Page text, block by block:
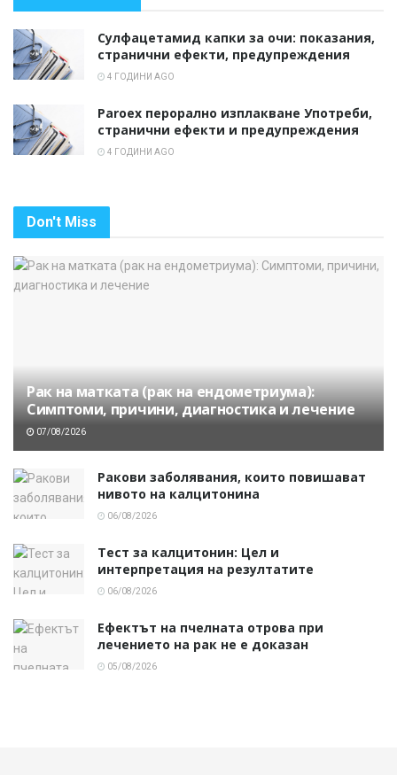
Сулфацетамид капки за очи: показания,
странични ефекти, предупреждения
4 ГОДИНИ AGO
Paroex перорално изплакване Употреби,
странични ефекти и предупреждения
4 ГОДИНИ AGO
Don't Miss
Рак на матката (рак на ендометриума):
Симптоми, причини, диагностика и лечение
07/08/2026
Ракови заболявания, които повишават
нивото на калцитонина
06/08/2026
Тест за калцитонин: Цел и
интерпретация на резултатите
06/08/2026
Ефектът на пчелната отрова при
лечението на рак не е доказан
05/08/2026